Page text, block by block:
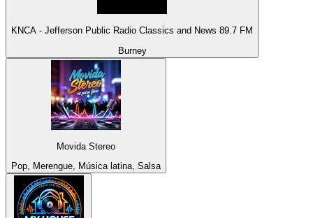
KNCA - Jefferson Public Radio Classics and News 89.7 FM
Burney
Movida Stereo
Pop, Merengue, Música latina, Salsa